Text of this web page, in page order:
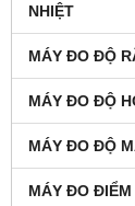
NHIỆT
MÁY ĐO ĐỘ
MÁY ĐO ĐỘ
MÁY ĐO ĐỘ
MÁY ĐO ĐIỂM